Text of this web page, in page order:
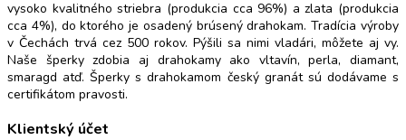
vysoko kvalitného striebra (produkcia cca 96%) a zlata (produkcia
cca 4%), do ktorého je osadený brúsený drahokam. Tradícia výroby
v Čechách trvá cez 500 rokov. Pýšili sa nimi vladári, môžete aj vy.
Naše šperky zdobia aj drahokamy ako vltavín, perla, diamant,
smaragd atď. Šperky s drahokamom český granát sú dodávame s
certifikátom pravosti.
Klientský účet